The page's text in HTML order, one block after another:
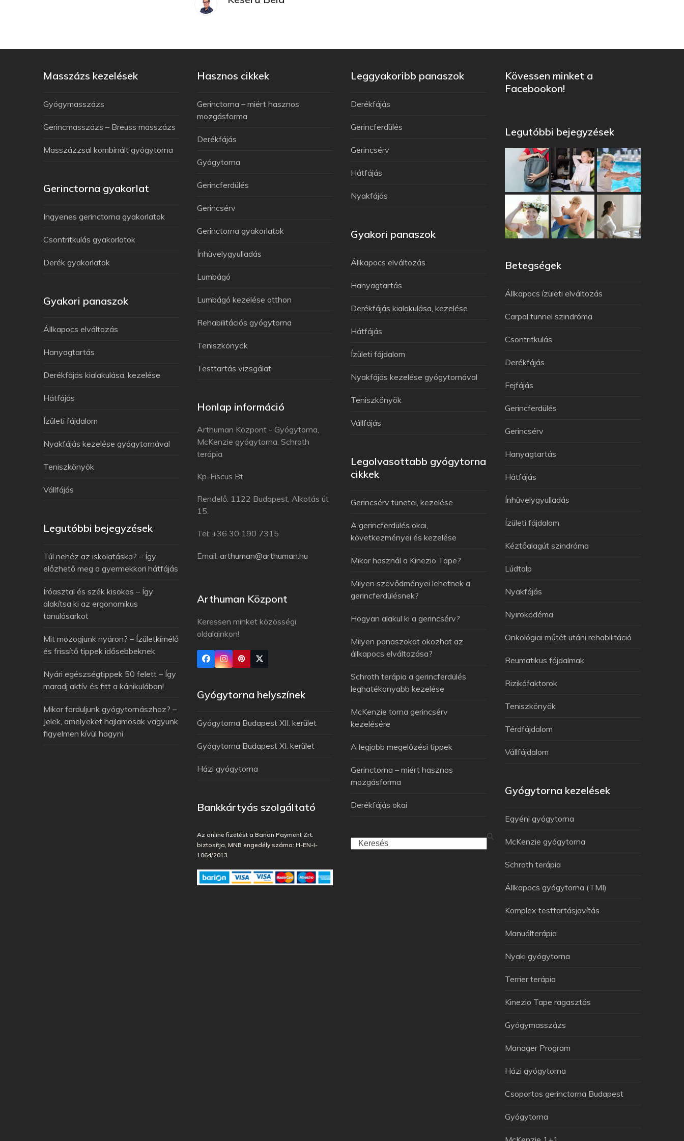
Masszázs kezelések
Gyógymasszázs
Gerincmasszázs – Breuss masszázs
Masszázzsal kombinált gyógytorna
Gerinctorna gyakorlat
Ingyenes gerinctorna gyakorlatok
Csontritkulás gyakorlatok
Derék gyakorlatok
Gyakori panaszok
Állkapocs elváltozás
Hanyagtartás
Derékfájás kialakulása, kezelése
Hátfájás
Ízületi fájdalom
Nyakfájás kezelése gyógytornával
Teniszkönyök
Vállfájás
Legutóbbi bejegyzések
Túl nehéz az iskolatáska? – Így
előzhető meg a gyermekkori hátfájás
Íróasztal és szék kisokos – Így
alakítsa ki az ergonomikus
tanulósarkot
Mit mozogjunk nyáron? – Ízületkímélő
és frissítő tippek idősebbeknek
Nyári egészségtippek 50 felett – Így
maradj aktív és fitt a kánikulában!
Mikor forduljunk gyógytornászhoz? –
Jelek, amelyeket hajlamosak vagyunk
figyelmen kívül hagyni
Hasznos cikkek
Gerinctorna – miért hasznos
mozgásforma
Derékfájás
Gyógytorna
Gerincferdülés
Gerincsérv
Gerinctorna gyakorlatok
Ínhüvelygyulladás
Lumbágó
Lumbágó kezelése otthon
Rehabilitációs gyógytorna
Teniszkönyök
Testtartás vizsgálat
Honlap információ
Arthuman Központ - Gyógytorna,
McKenzie gyógytorna, Schroth
terápia
Kp-Fiscus Bt.
Rendelő: 1122 Budapest, Alkotás út
15.
Tel: +36 30 190 7315
Email:arthuman@arthuman.hu
Arthuman Központ
Keressen minket közösségi
oldalainkon!
Gyógytorna helyszínek
Gyógytorna Budapest XII. kerület
Gyógytorna Budapest XI. kerület
Házi gyógytorna
Bankkártyás szolgáltató
Az online fizetést a Barion Payment Zrt.
biztosítja, MNB engedély száma: H-EN-I-
1064/2013
Leggyakoribb panaszok
Derékfájás
Gerincferdülés
Gerincsérv
Hátfájás
Nyakfájás
Gyakori panaszok
Állkapocs elváltozás
Hanyagtartás
Derékfájás kialakulása, kezelése
Hátfájás
Ízületi fájdalom
Nyakfájás kezelése gyógytornával
Teniszkönyök
Vállfájás
Legolvasottabb gyógytorna
cikkek
Gerincsérv tünetei, kezelése
A gerincferdülés okai,
következményei és kezelése
Mikor használ a Kinezio Tape?
Milyen szövődményei lehetnek a
gerincferdülésnek?
Hogyan alakul ki a gerincsérv?
Milyen panaszokat okozhat az
állkapocs elváltozása?
Schroth terápia a gerincferdülés
leghatékonyabb kezelése
McKenzie torna gerincsérv
kezelésére
A legjobb megelőzési tippek
Gerinctorna – miért hasznos
mozgásforma
Derékfájás okai
Kövessen minket a
Facebookon!
Legutóbbi bejegyzések
Betegségek
Állkapocs ízületi elváltozás
Carpal tunnel szindróma
Csontritkulás
Derékfájás
Fejfájás
Gerincferdülés
Gerincsérv
Hanyagtartás
Hátfájás
Ínhüvelygyulladás
Ízületi fájdalom
Kéztőalagút szindróma
Lúdtalp
Nyakfájás
Nyiroködéma
Onkológiai műtét utáni rehabilitáció
Reumatikus fájdalmak
Rizikófaktorok
Teniszkönyök
Térdfájdalom
Vállfájdalom
Gyógytorna kezelések
Egyéni gyógytorna
McKenzie gyógytorna
Schroth terápia
Állkapocs gyógytorna (TMI)
Komplex testtartásjavítás
Manuálterápia
Nyaki gyógytorna
Terrier terápia
Kinezio Tape ragasztás
Gyógymasszázs
Manager Program
Házi gyógytorna
Csoportos gerinctorna Budapest
Gyógytorna
Általában azonnal válaszolok